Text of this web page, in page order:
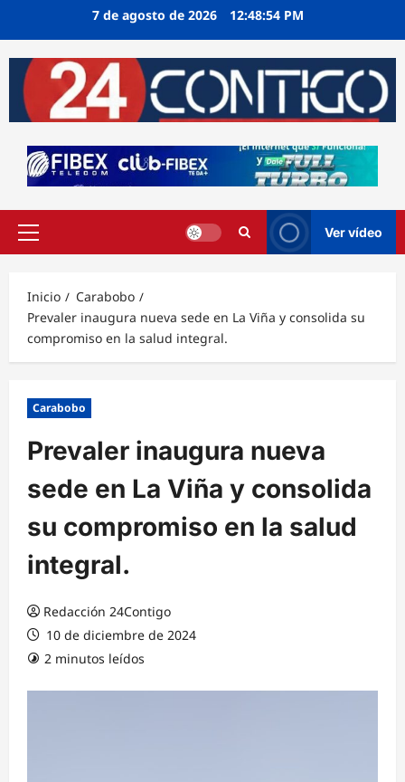
7 de agosto de 2026 12:48:55 PM
Menú
Ver vídeo
Inicio
Carabobo
Prevaler inaugura nueva sede en La Viña y consolida su
compromiso en la salud integral.
Carabobo
Prevaler inaugura nueva
sede en La Viña y consolida
su compromiso en la salud
integral.
Redacción 24Contigo
10 de diciembre de 2024
2 minutos leídos